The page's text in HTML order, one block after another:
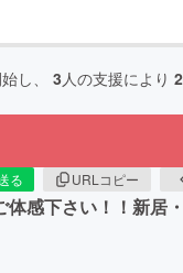
し、 3 人の支援により
る URLコピー
体感下さい！！新